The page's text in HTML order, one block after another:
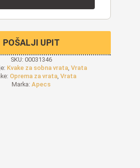
POŠALJI UPIT
SKU: 00031346
Kvake za sobna vrata Vrata
Oprema za vrata Vrata
Marka: Apecs